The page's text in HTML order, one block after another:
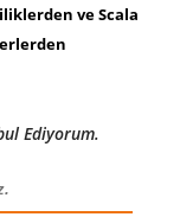
ve Scala
Ediyorum.